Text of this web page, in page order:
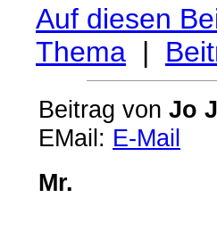
Auf diesen
Thema |
Beitrag von Jo
EMail: E-Mail
Mr.